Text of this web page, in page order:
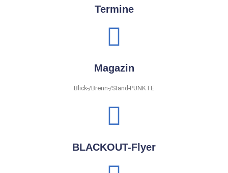
Termine
Magazin
Blick-/Brenn-/Stand-PUNKTE
BLACKOUT-Flyer